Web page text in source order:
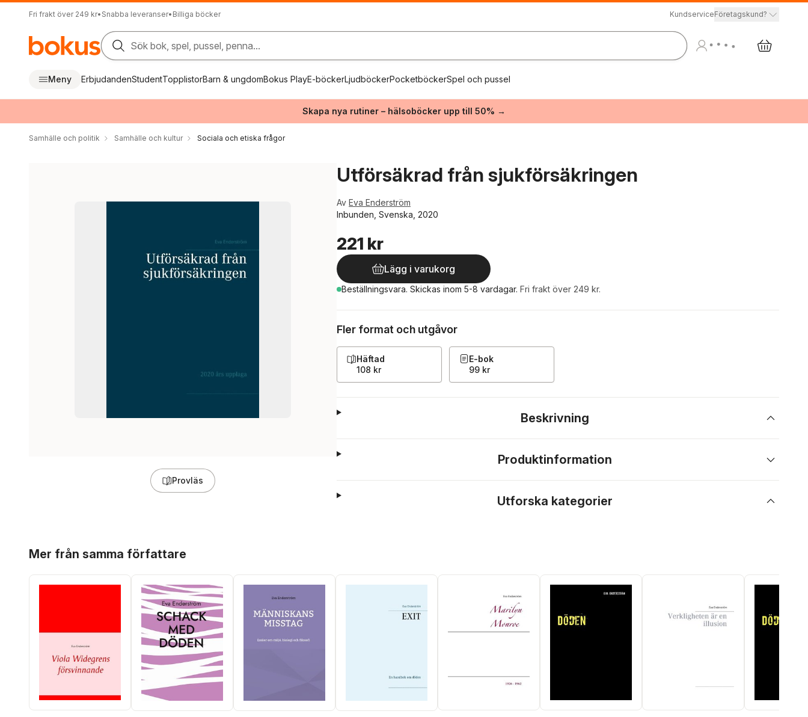
Fri frakt över 249 kr• Snabba leveranser• Billiga böcker KundserviceFöretagskund?
Sök bok, spel, pussel, penna...
Meny ErbjudandenStudentTopplistorBarn & ungdomBokus PlayE-böckerLjudböckerPocketböckerSpel och pussel
Skapa nya rutiner – hälsoböcker upp till 50% →
Samhälle och politik Samhälle och kultur Sociala och etiska frågor
Provläs
Utförsäkrad från sjukförsäkringen
Av Eva Enderström
Inbunden, Svenska, 2020
221 kr
Lägg i varukorg
Beställningsvara. Skickas inom 5-8 vardagar. Fri frakt över 249 kr.
Fler format och utgåvor
Häftad
108 kr
E-bok
99 kr
Beskrivning
Produktinformation
Utforska kategorier
Mer från samma författare